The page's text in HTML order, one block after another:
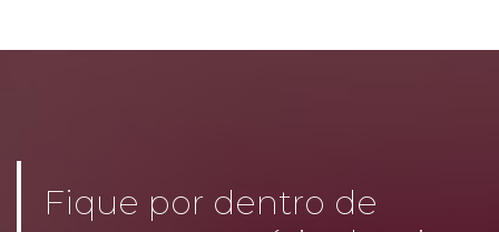
Fique por dentro de